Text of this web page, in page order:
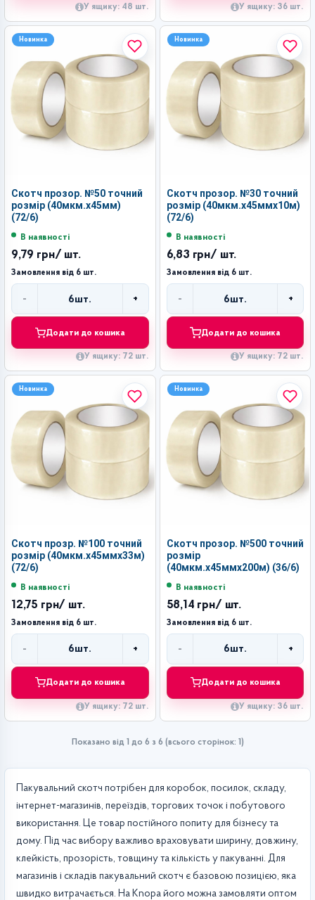
У ящику: 48 шт. У ящику: 36 шт.
Новинка
Скотч прозор. №50 точний
розмір (40мкм.х45мм)
(72/6)
В наявності
9,79 грн/ шт.
Замовлення від 6 шт.
- 6шт. +
Додати до кошика
У ящику: 72 шт.
Новинка
Скотч прозор. №30 точний
розмір (40мкм.х45ммх10м)
(72/6)
В наявності
6,83 грн/ шт.
Замовлення від 6 шт.
- 6шт. +
Додати до кошика
У ящику: 72 шт.
Новинка
Скотч прозр. №100 точний
розмір (40мкм.х45ммх33м)
(72/6)
В наявності
12,75 грн/ шт.
Замовлення від 6 шт.
- 6шт. +
Додати до кошика
У ящику: 72 шт.
Новинка
Скотч прозор. №500 точний
розмір
(40мкм.х45ммх200м) (36/6)
В наявності
58,14 грн/ шт.
Замовлення від 6 шт.
- 6шт. +
Додати до кошика
У ящику: 36 шт.
Показано від 1 до 6 з 6 (всього сторінок: 1)
Пакувальний скотч потрібен для коробок, посилок, складу,
інтернет-магазинів, переїздів, торгових точок і побутового
використання. Це товар постійного попиту для бізнесу та
дому. Під час вибору важливо враховувати ширину, довжину,
клейкість, прозорість, товщину та кількість у пакуванні. Для
магазинів і складів пакувальний скотч є базовою позицією, яка
швидко витрачається. На Knopa його можна замовляти оптом